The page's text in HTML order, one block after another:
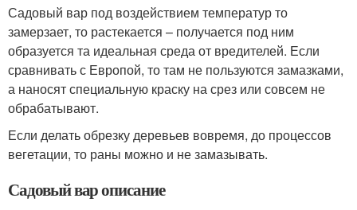
Садовый вар под воздействием температур то
замерзает, то растекается – получается под ним
образуется та идеальная среда от вредителей. Если
сравнивать с Европой, то там не пользуются замазками,
а наносят специальную краску на срез или совсем не
обрабатывают.
Если делать обрезку деревьев вовремя, до процессов
вегетации, то раны можно и не замазывать.
Садовый вар описание